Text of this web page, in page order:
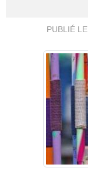
PUBLIÉ LE